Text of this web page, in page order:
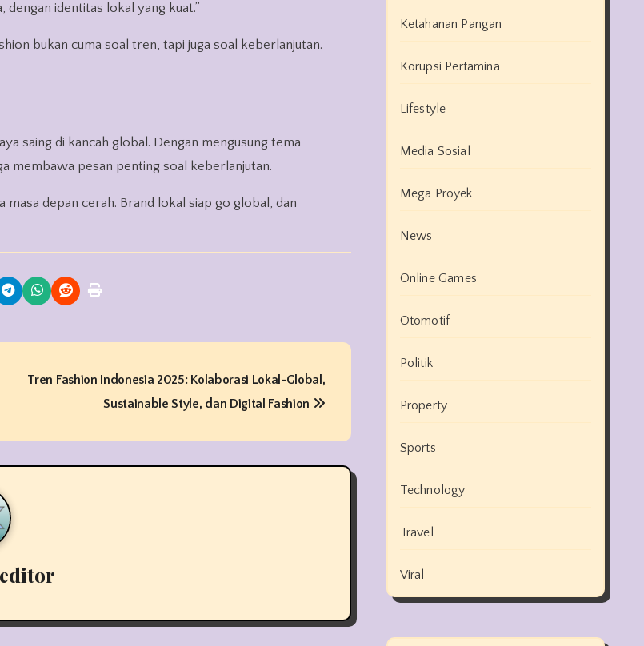
dengan identitas lokal yang kuat.”
bukan cuma soal tren, tapi juga soal keberlanjutan.
saing di kancah global. Dengan mengusung tema
membawa pesan penting soal keberlanjutan.
depan cerah. Brand lokal siap go global, dan
Tren Fashion Indonesia 2025: Kolaborasi Lokal-Global,
Sustainable Style, dan Digital Fashion
Ketahanan Pangan
Korupsi Pertamina
Lifestyle
Media Sosial
Mega Proyek
News
Online Games
Otomotif
Politik
Property
Sports
Technology
Travel
Viral